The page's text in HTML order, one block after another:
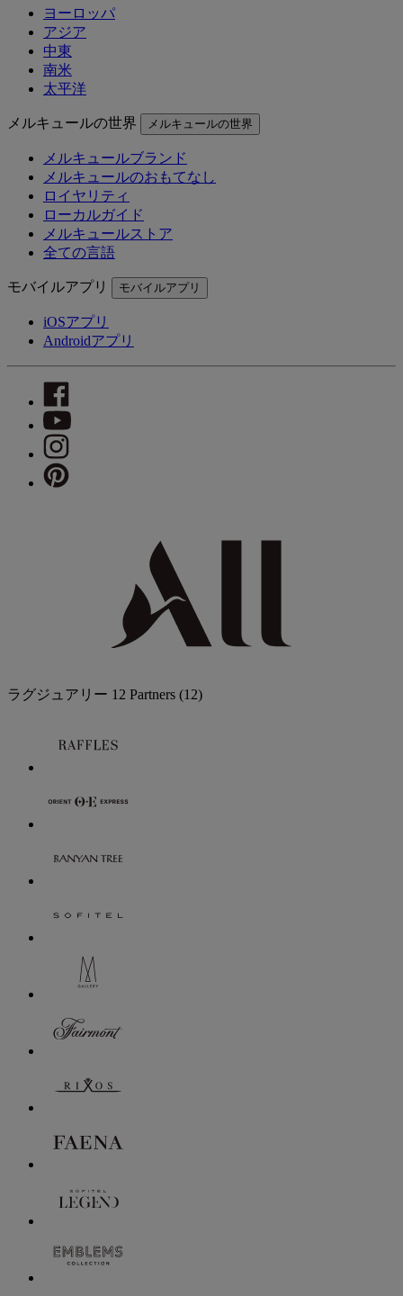
ヨーロッパ
アジア
中東
南米
太平洋
メルキュールの世界 メルキュールの世界
メルキュールブランド
メルキュールのおもてなし
ロイヤリティ
ローカルガイド
メルキュールストア
全ての言語
モバイルアプリ モバイルアプリ
iOSアプリ
Androidアプリ
ラグジュアリー 12 Partners (12)